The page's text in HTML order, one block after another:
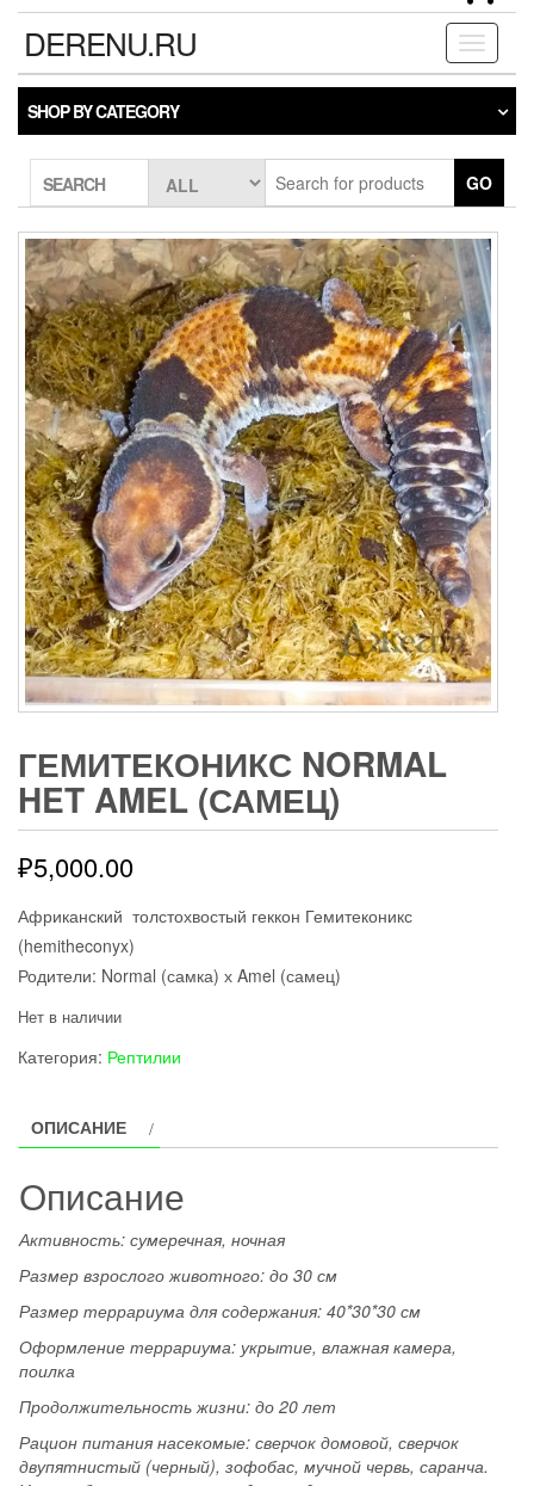
Toggle
DERENU.RU
SHOP BY CATEGORY
SEARCH GO
ГЕМИТЕКОНИКС NORMAL
HET AMEL (САМЕЦ)
₽5,000.00
Африканский толстохвостый геккон Гемитеконикс
(hemitheconyx)
Родители: Normal (самка) х Amel (самец)
Нет в наличии
Категория: Рептилии
ОПИСАНИЕ
Описание
Активность: сумеречная, ночная
Размер взрослого животного: до 30 см
Размер террариума для содержания: 40*30*30 см
Оформление террариума: укрытие, влажная камера,
поилка
Продолжительность жизни: до 20 лет
Рацион питания насекомые: сверчок домовой, сверчок
двупятнистый (черный), зофобас, мучной червь, саранча.